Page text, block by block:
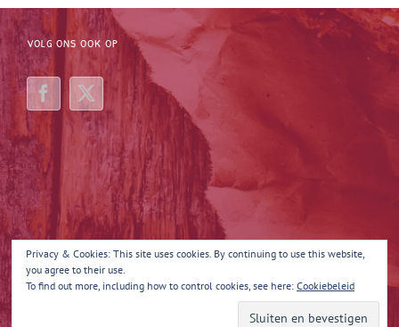
VOLG ONS OOK OP
Copyright 2025 Margot Maakt 't | All Rights Reserved | Powered byQuina
Privacy & Cookies: This site uses cookies. By continuing to use this website,
you agree to their use.
To find out more, including how to control cookies, see here: Cookiebeleid